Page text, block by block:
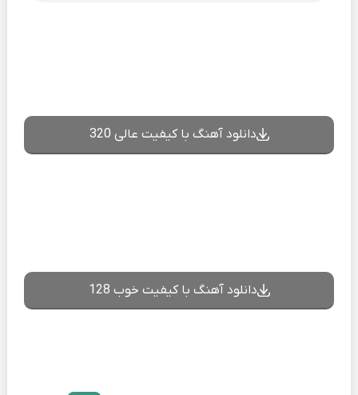
دانلود آهنگ با کیفیت عالی 320
دانلود آهنگ با کیفیت خوب 128